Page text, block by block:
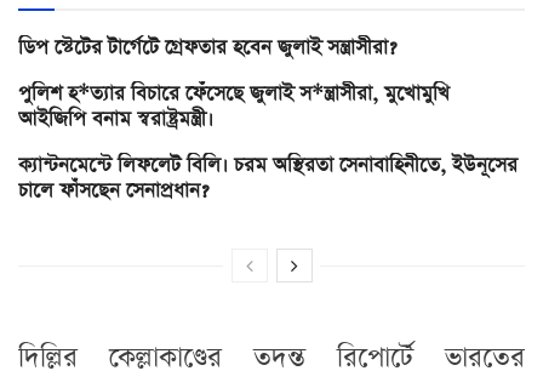
ডিপ স্টেটের টার্গেটে গ্রেফতার হবেন জুলাই সন্ত্রাসীরা?
পুলিশ হ*ত্যার বিচারে ফেঁসেছে জুলাই স*ন্ত্রাসীরা, মুখোমুখি
আইজিপি বনাম স্বরাষ্ট্রমন্ত্রী।
ক্যান্টনমেন্টে লিফলেট বিলি। চরম অস্থিরতা সেনাবাহিনীতে, ইউনূসের
চালে ফাঁসছেন সেনাপ্রধান?
দিল্লির কেল্লাকাণ্ডের তদন্ত রিপোর্টে ভারতের